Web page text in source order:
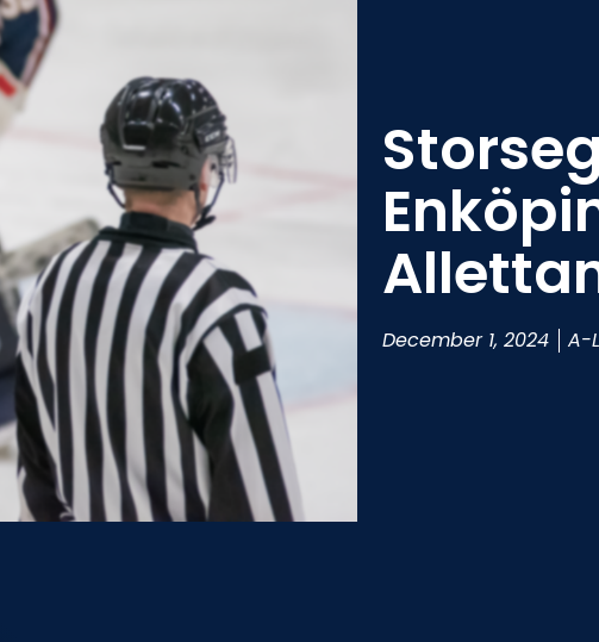
December 1, 2024 A-